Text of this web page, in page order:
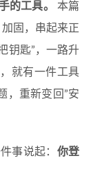
的工具。
本篇
固，串起来正
钥匙”，一路升
就有一件工具
，重新变回”安
事说起： 你登